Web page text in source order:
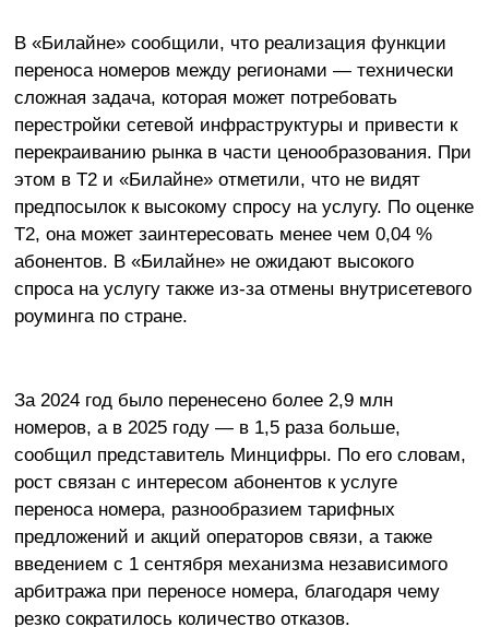
В «Билайне» сообщили, что реализация функции
переноса номеров между регионами — технически
сложная задача, которая может потребовать
перестройки сетевой инфраструктуры и привести к
перекраиванию рынка в части ценообразования. При
этом в Т2 и «Билайне» отметили, что не видят
предпосылок к высокому спросу на услугу. По оценке
Т2, она может заинтересовать менее чем 0,04 %
абонентов. В «Билайне» не ожидают высокого
спроса на услугу также из-за отмены внутрисетевого
роуминга по стране.
За 2024 год было перенесено более 2,9 млн
номеров, а в 2025 году — в 1,5 раза больше,
сообщил представитель Минцифры. По его словам,
рост связан с интересом абонентов к услуге
переноса номера, разнообразием тарифных
предложений и акций операторов связи, а также
введением с 1 сентября механизма независимого
арбитража при переносе номера, благодаря чему
резко сократилось количество отказов.